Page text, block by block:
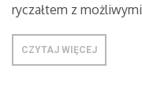
ryczałtem z
CZYTAJ WIĘCEJ